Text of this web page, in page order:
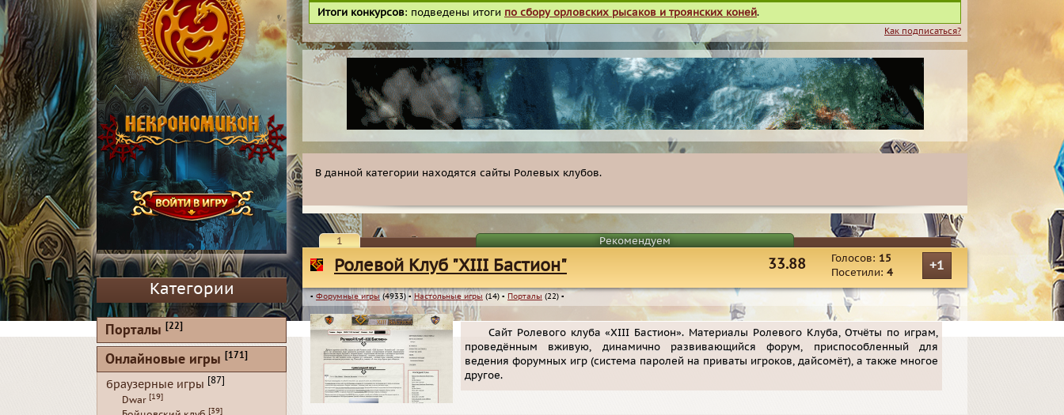
Итоги конкурсов: подведены итоги по сбору орловских рысаков и троянских коней.
Как подписаться?
В данной категории находятся сайты Ролевых клубов.
Рекомендуем
1
Ролевой Клуб "XIII Бастион" +1
Голосов: 15
Посетили: 4
33.88
▪ Форумные игры(4933) ▪ Настольные игры (14) ▪ Порталы (22) ▪
Cайт Ролевого клуба «XIII Бастион». Материалы Ролевого Клуба, Отчёты по играм,
проведённым вживую, динамично развивающийся форум, приспособленный для
ведения форумных игр (система паролей на приваты игроков, дайсомёт), а также многое
другое.
Категории
Порталы [22]
Онлайновые игры [171]
браузерные игры [87]
Dwar [19]
[39]